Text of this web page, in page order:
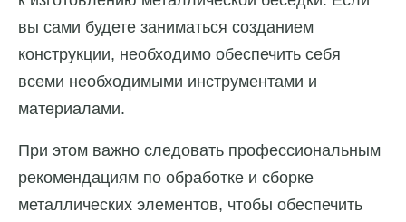
вы сами будете заниматься созданием
конструкции, необходимо обеспечить себя
всеми необходимыми инструментами и
материалами.
При этом важно следовать профессиональным
рекомендациям по обработке и сборке
металлических элементов, чтобы обеспечить